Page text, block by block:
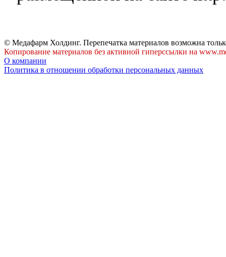
© Медафарм Холдинг. Перепечатка материалов возможна
Копирование материалов без активной гиперссылки на
О компании
Политика в отношении обработки персональных данных